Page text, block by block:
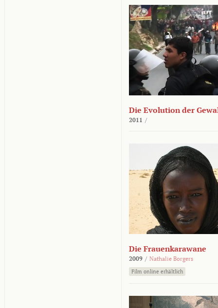
Die Evolution der
2011 /
Die Frauenkarawane
2009 / Nathalie Borgers
Film online erhältlich